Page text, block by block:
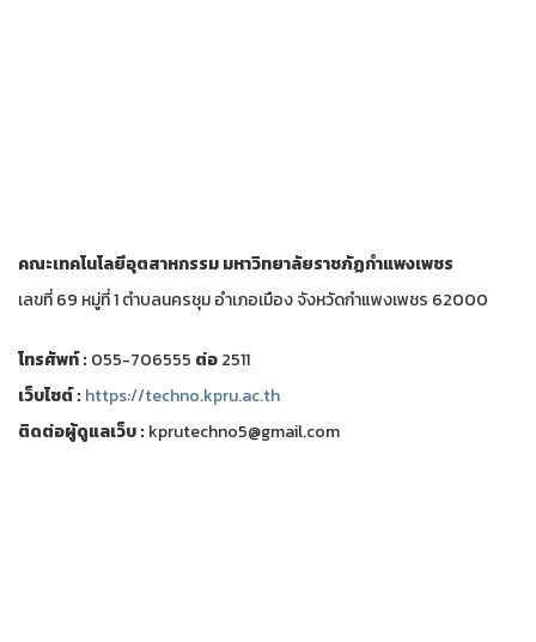
คณะเทคโนโลยีอุตสาหกรรมมหาวิทยาลัยราชภัฏกำแพงเพชร
เลขที่ 69 หมู่ที่ 1 ตำบลนครชุม อำเภอเมือง จังหวัดกำแพงเพชร 62000
โทรศัพท์ : 055-706555 ต่อ2511
เว็บไชต์ : https://techno.kpru.ac.th
ติดต่อผู้ดูแลเว็บ : kprutechno5@gmail.com